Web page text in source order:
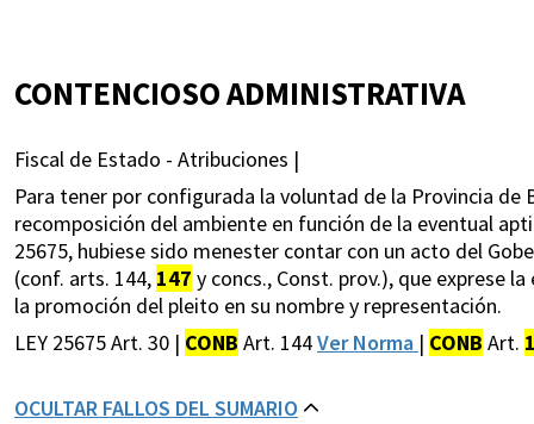
CONTENCIOSO ADMINISTRATIVA
Fiscal de Estado - Atribuciones |
Para tener por configurada la voluntad de la Provincia
recomposición del ambiente en función de la eventual
25675, hubiese sido menester contar con un acto del
(conf. arts. 144, 147 y concs., Const. prov.), que exprese
la promoción del pleito en su nombre y representación.
LEY 25675 Art. 30 | CONB Art. 144Ver Norma | CONB Art.
OCULTAR FALLOS DEL SUMARIO